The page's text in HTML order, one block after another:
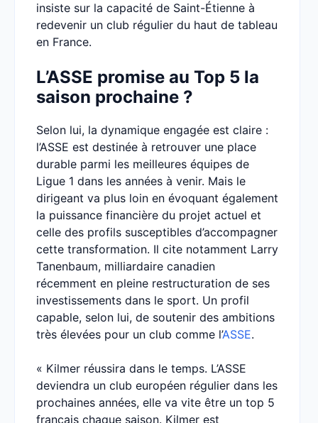
insiste sur la capacité de Saint-Étienne à
redevenir un club régulier du haut de tableau
en France.
L’ASSE promise au Top 5 la
saison prochaine ?
Selon lui, la dynamique engagée est claire :
l’ASSE est destinée à retrouver une place
durable parmi les meilleures équipes de
Ligue 1 dans les années à venir. Mais le
dirigeant va plus loin en évoquant également
la puissance financière du projet actuel et
celle des profils susceptibles d’accompagner
cette transformation. Il cite notamment Larry
Tanenbaum, milliardaire canadien
récemment en pleine restructuration de ses
investissements dans le sport. Un profil
capable, selon lui, de soutenir des ambitions
très élevées pour un club comme l’ASSE.
« Kilmer réussira dans le temps. L’ASSE
deviendra un club européen régulier dans les
prochaines années, elle va vite être un top 5
français chaque saison. Kilmer est